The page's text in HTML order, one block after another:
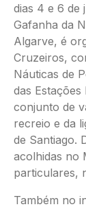
dias 4 e 6 de
Gafanha da
Algarve, é
Cruzeiros,
Náuticas de
das
conjunto de
recreio e da
de Santiago.
acolhidas no
particulares,
Também no